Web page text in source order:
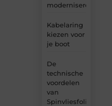
moderniseren
Kabelaring
kiezen voor
je boot
De
technische
voordelen
van
Spinvliesfolie